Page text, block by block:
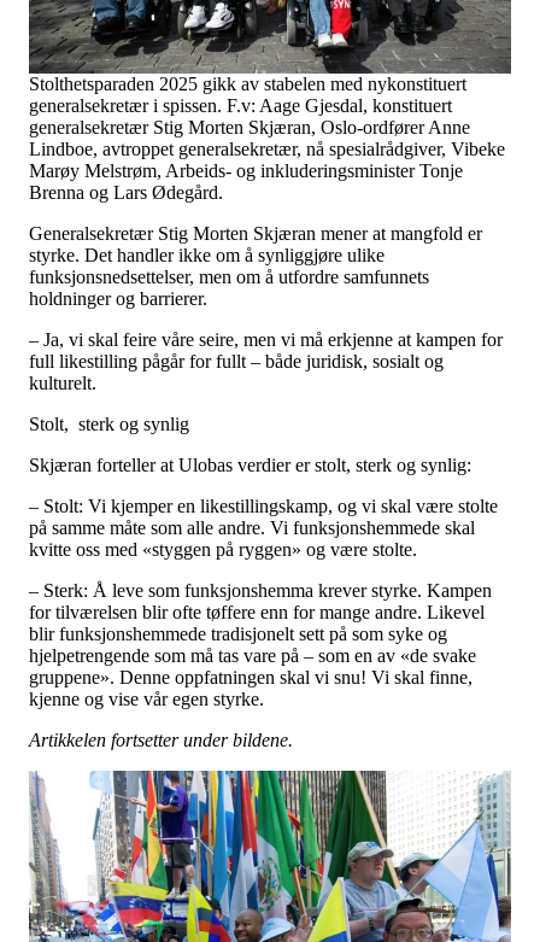
Stolthetsparaden 2025 gikk av stabelen med nykonstituert
generalsekretær i spissen. F.v: Aage Gjesdal, konstituert
generalsekretær Stig Morten Skjæran, Oslo-ordfører Anne
Lindboe, avtroppet generalsekretær, nå spesialrådgiver, Vibeke
Marøy Melstrøm, Arbeids- og inkluderingsminister Tonje
Brenna og Lars Ødegård.
Generalsekretær Stig Morten Skjæran mener at mangfold er
styrke. Det handler ikke om å synliggjøre ulike
funksjonsnedsettelser, men om å utfordre samfunnets
holdninger og barrierer.
– Ja, vi skal feire våre seire, men vi må erkjenne at kampen for
full likestilling pågår for fullt – både juridisk, sosialt og
kulturelt.
Stolt, sterk og synlig
Skjæran forteller at Ulobas verdier er stolt, sterk og synlig:
– Stolt: Vi kjemper en likestillingskamp, og vi skal være stolte
på samme måte som alle andre. Vi funksjonshemmede skal
kvitte oss med «styggen på ryggen» og være stolte.
– Sterk: Å leve som funksjonshemma krever styrke. Kampen
for tilværelsen blir ofte tøffere enn for mange andre. Likevel
blir funksjonshemmede tradisjonelt sett på som syke og
hjelpetrengende som må tas vare på – som en av «de svake
gruppene». Denne oppfatningen skal vi snu! Vi skal finne,
kjenne og vise vår egen styrke.
Artikkelen fortsetter under bildene.